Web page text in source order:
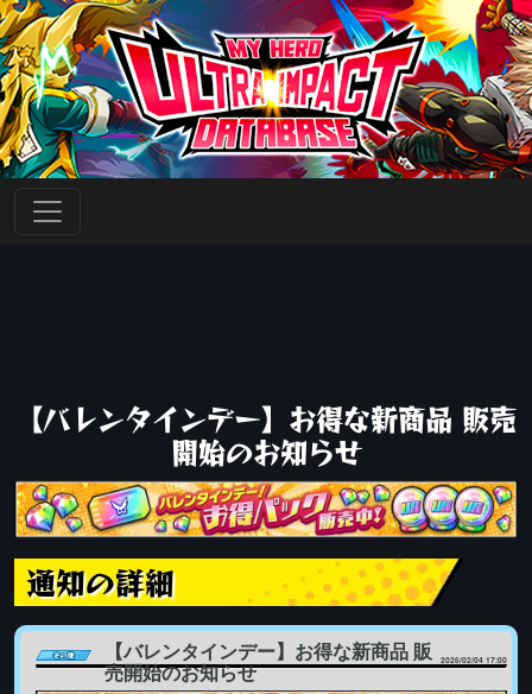
【バレンタインデー】お得な新商品 販売
開始のお知らせ
通知の詳細